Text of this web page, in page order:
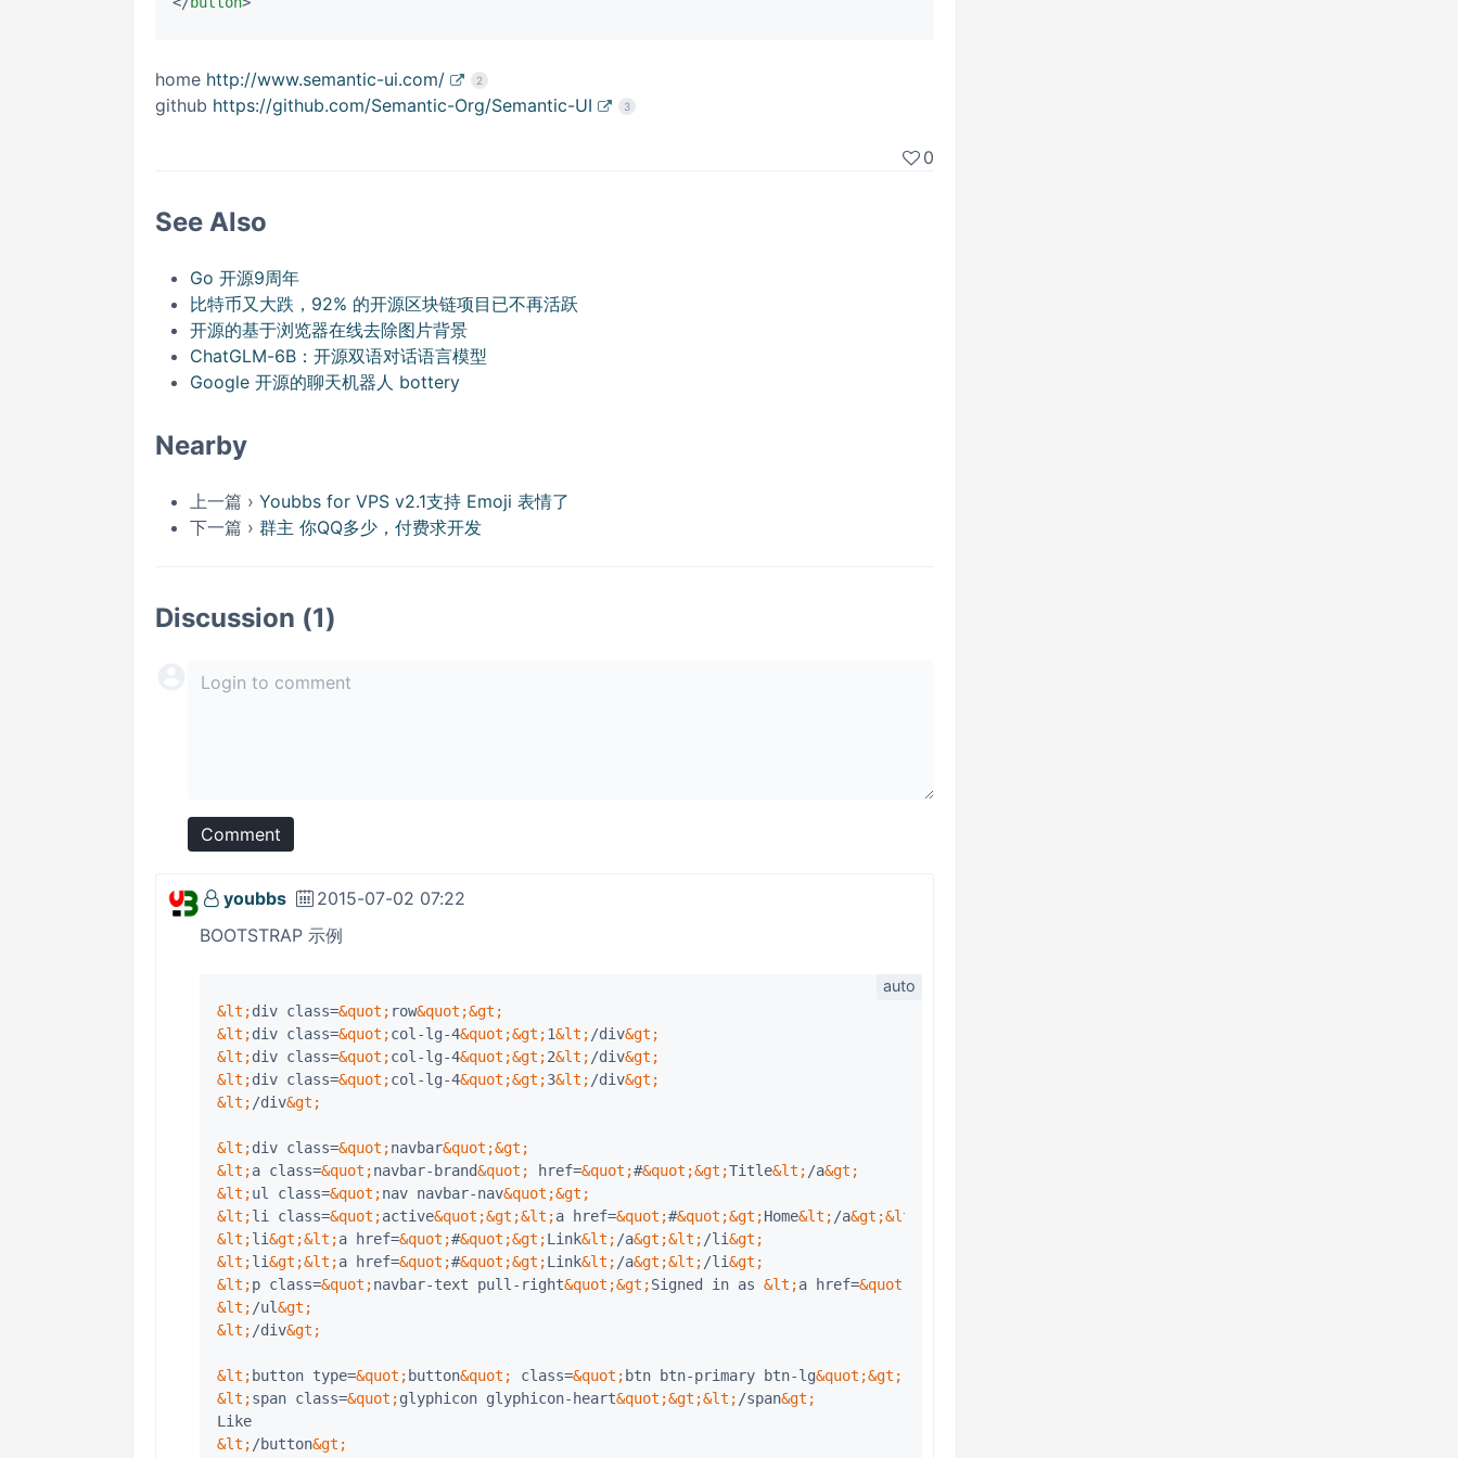
home http://www.semantic-ui.com/ 2
github https://github.com/Semantic-Org/Semantic-UI 3
0
See Also
Go 开源9周年
比特币又大跌，92% 的开源区块链项目已不再活跃
开源的基于浏览器在线去除图片背景
ChatGLM-6B：开源双语对话语言模型
Google 开源的聊天机器人 bottery
Nearby
上一篇 › Youbbs for VPS v2.1支持 Emoji 表情了
下一篇 › 群主 你QQ多少，付费求开发
Discussion (1)
Comment
youbbs
2015-07-02 07:22
BOOTSTRAP 示例
&lt;div class=&quot; row&quot;&gt;
&lt;div class=&quot;col-lg-4&quot;&gt;1&lt; /div&gt;
&lt;div class=&quot;col-lg-4&quot;&gt;2&lt; /div&gt;
&lt;div class=&quot;col-lg-4&quot;&gt;3&lt; /div&gt;
&lt; /div&gt;
&lt;div class=&quot;navbar&quot;&gt;
&lt;a class=&quot;navbar-brand&quot; href=&quot;#&quot;&gt;Title&lt; /a&gt;
&lt;ul class=&quot;nav navbar-nav&quot;&gt;
&lt;li class=&quot;active&quot;&gt;&lt;a href=&quot;#&quot;&gt;Home&lt; /a&gt;&lt;
&lt;li&gt;&lt;a href=&quot;#&quot;&gt;Link&lt; /a&gt;&lt; /li&gt;
&lt;li&gt;&lt;a href=&quot;#&quot;&gt;Link&lt; /a&gt;&lt; /li&gt;
&lt;p class=&quot;navbar-text pull-right&quot;&gt;Signed in as &lt;a href=&quot;
&lt; /ul&gt;
&lt; /div&gt;
&lt; button type=&quot; button&quot; class=&quot; btn btn-primary btn-lg&quot;&gt;
&lt;span class=&quot;glyphicon glyphicon-heart&quot;&gt;&lt; /span&gt;
&lt; /button&gt;